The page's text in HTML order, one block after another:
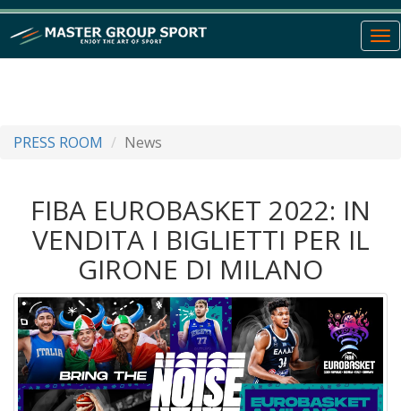
PRESS ROOM News
FIBA EUROBASKET 2022: IN
VENDITA I BIGLIETTI PER IL
GIRONE DI MILANO